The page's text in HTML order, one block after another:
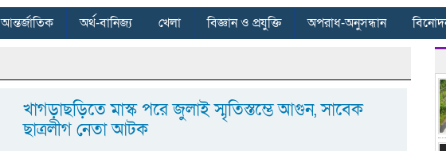
আন্তর্জাতিক অর্থ-বানিজ্য খেলা বিজ্ঞান ও প্রযুক্তি অপরাধ-অনুসন্ধান
খাগড়াছড়িতে মাস্ক পরে জুলাই স্মৃতিস্তম্ভে আগুন, সাবেক
ছাত্রলীগ নেতা আটক